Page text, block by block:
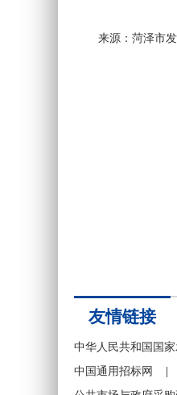
来源：菏泽市
友情链接
中华人民共和国国
中国通用招标网